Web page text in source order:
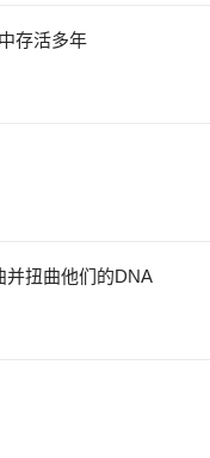
存活多年
并扭曲他们的DNA